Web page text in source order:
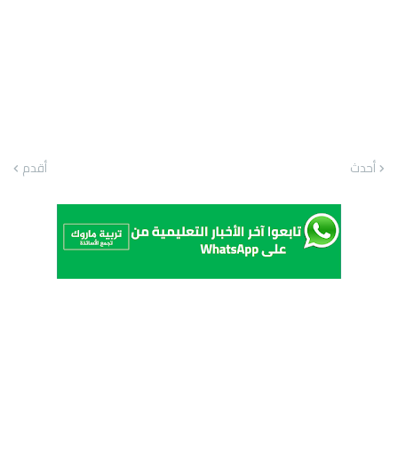
أحدث أقدم